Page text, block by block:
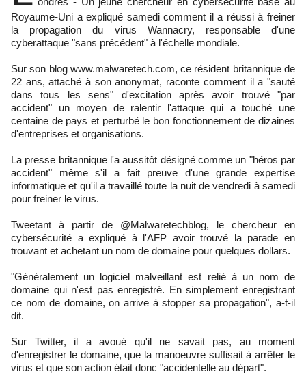
Royaume-Uni a expliqué samedi comment il a réussi à freiner
la propagation du virus Wannacry, responsable d'une
cyberattaque "sans précédent" à l'échelle mondiale.
Sur son blog www.malwaretech.com, ce résident britannique de
22 ans, attaché à son anonymat, raconte comment il a "sauté
dans tous les sens" d'excitation après avoir trouvé "par
accident" un moyen de ralentir l'attaque qui a touché une
centaine de pays et perturbé le bon fonctionnement de dizaines
d'entreprises et organisations.
La presse britannique l'a aussitôt désigné comme un "héros par
accident" même s'il a fait preuve d'une grande expertise
informatique et qu'il a travaillé toute la nuit de vendredi à samedi
pour freiner le virus.
Tweetant à partir de @Malwaretechblog, le chercheur en
cybersécurité a expliqué à l'AFP avoir trouvé la parade en
trouvant et achetant un nom de domaine pour quelques dollars.
"Généralement un logiciel malveillant est relié à un nom de
domaine qui n'est pas enregistré. En simplement enregistrant
ce nom de domaine, on arrive à stopper sa propagation", a-t-il
dit.
Sur Twitter, il a avoué qu'il ne savait pas, au moment
d'enregistrer le domaine, que la manoeuvre suffisait à arrêter le
virus et que son action était donc "accidentelle au départ".